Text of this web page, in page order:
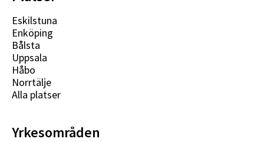
Eskilstuna
Enköping
Bålsta
Uppsala
Håbo
Norrtälje
Alla platser
Yrkesområden